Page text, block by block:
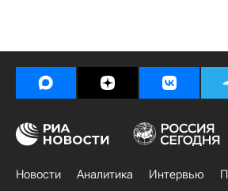
Новости Аналитика Интервью